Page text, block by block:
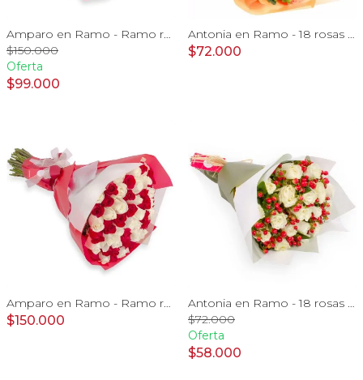
Amparo en Ramo - Ramo redondo con 50 ecuatorianas rojo
$150.000
Oferta
$99.000
Antonia en Ramo - 18 rosas ecuatorianas naranjo e hypericum
$72.000
Amparo en Ramo - Ramo redondo con 50 rosas blanco y rojo
$150.000
Antonia en Ramo - 18 rosas ecuatorianas blanco e hypericum
$72.000
Oferta
$58.000